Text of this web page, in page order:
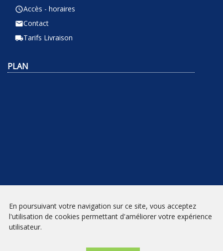
query_builderAccès - horaires
emailContact
local_shippingTarifs Livraison
PLAN
NEWSLETTER
En poursuivant votre navigation sur ce site, vous acceptez
l'utilisation de cookies permettant d'améliorer votre expérience
utilisateur.